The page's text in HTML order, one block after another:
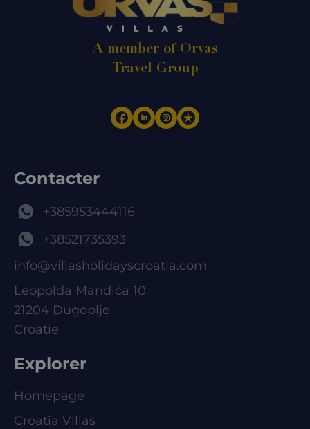
A member of Orvas
Travel Group
Contacter
+385953444116
+38521735393
info@villasholidayscroatia.com
Leopolda Mandića 10
21204 Dugoplje
Croatie
Explorer
Homepage
Croatia Villas